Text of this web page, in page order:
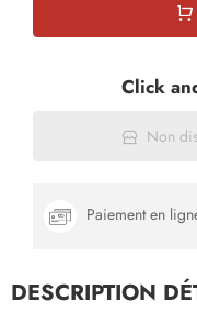
Click
Non
Paiement en
DESCRIPTION